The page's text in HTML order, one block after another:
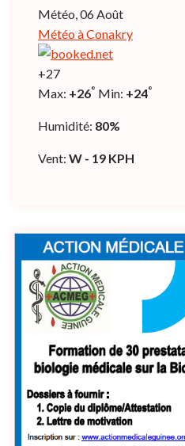
Météo, 06 Août
Météo à Conakry
+27
Max: +26° Min: +24°
Humidité: 80%
Vent: W - 19 KPH